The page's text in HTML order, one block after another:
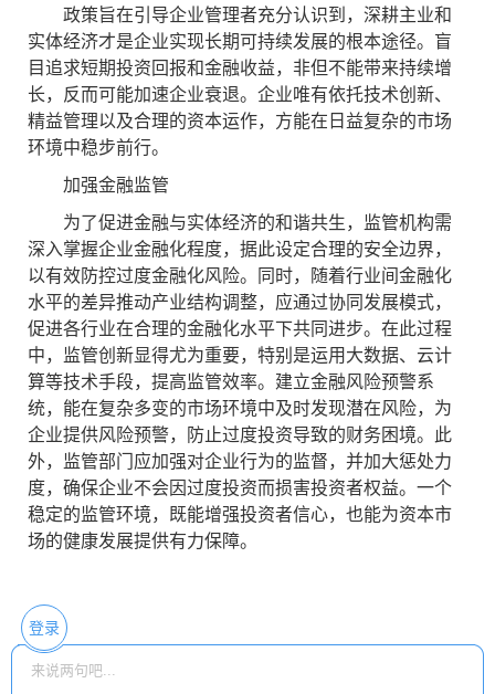
政策旨在引导企业管理者充分认识到，深耕主业和
实体经济才是企业实现长期可持续发展的根本途径。盲
目追求短期投资回报和金融收益，非但不能带来持续增
长，反而可能加速企业衰退。企业唯有依托技术创新、
精益管理以及合理的资本运作，方能在日益复杂的市场
环境中稳步前行。
加强金融监管
为了促进金融与实体经济的和谐共生，监管机构需
深入掌握企业金融化程度，据此设定合理的安全边界，
以有效防控过度金融化风险。同时，随着行业间金融化
水平的差异推动产业结构调整，应通过协同发展模式，
促进各行业在合理的金融化水平下共同进步。在此过程
中，监管创新显得尤为重要，特别是运用大数据、云计
算等技术手段，提高监管效率。建立金融风险预警系
统，能在复杂多变的市场环境中及时发现潜在风险，为
企业提供风险预警，防止过度投资导致的财务困境。此
外，监管部门应加强对企业行为的监督，并加大惩处力
度，确保企业不会因过度投资而损害投资者权益。一个
稳定的监管环境，既能增强投资者信心，也能为资本市
场的健康发展提供有力保障。
登录